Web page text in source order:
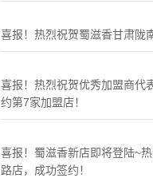
喜报！热烈祝贺蜀滋香甘肃陇
喜报！热烈祝贺优秀加盟商代
约第7家加盟店！
喜报！蜀滋香新店即将登陆~
路店，成功签约！